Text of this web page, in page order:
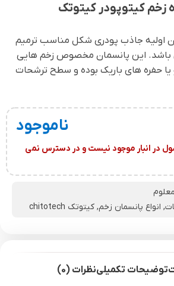
زخم کیتوپودر کیتوتک
اولیه جاذب پودری شکل مناسب ترمیم
باشد. این پانسمان مخصوص زخم هایی
یا حفره های باریک بوده و سطح ترشحات
ناموجود
در انبار موجود نیست و در دسترس نمی
, انواع پانسمان زخم, کیتوتک chitotech
توضیحات تکمیلینظرات (0)